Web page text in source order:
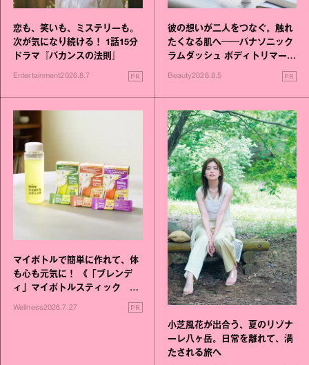
恋も、笑いも、ミステリーも。
次が気になり続ける！ 1話15分
ドラマ『バカンスの法則』
Entertainment2026.8.7 PR
彼の想いが二人をつなぐ。触れ
たくなる肌へ──パナソニック
ラムダッシュ ボディトリマーが
進化！
Beauty2026.8.5 PR
マイボトルで簡単に作れて、体
も心も元気に！ 《「ブレンデ
ィ」マイボトルスティック い
いこと毎日》シリーズが誕生
Wellness2026.7.27 PR
小芝風花が出合う、夏のリゾナ
ーレ八ヶ岳。日常を離れて、満
たされる旅へ